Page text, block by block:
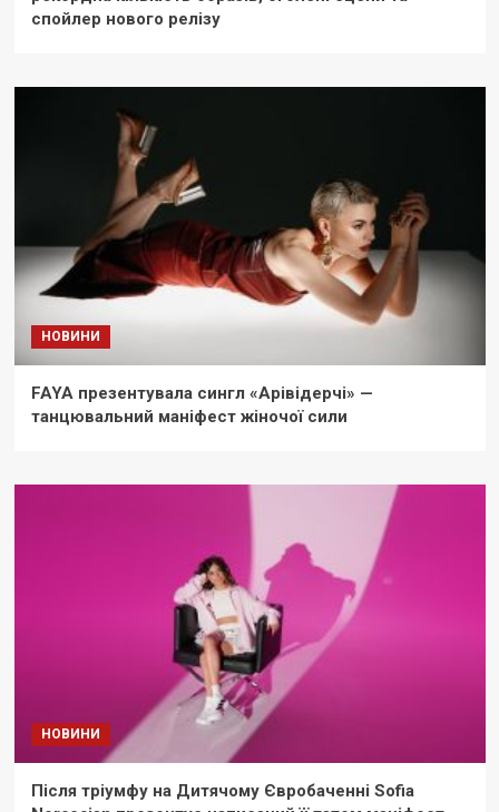
спойлер нового релізу
НОВИНИ
FAYA презентувала сингл «Арівідерчі» —
танцювальний маніфест жіночої сили
НОВИНИ
Після тріумфу на Дитячому Євробаченні Sofia